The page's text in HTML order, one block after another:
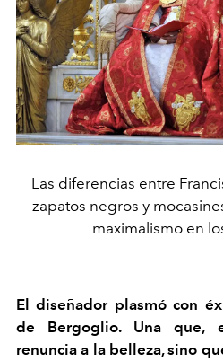
Las diferencias entre
zapatos negros y
maximalismo en
El diseñador plasmó con
de Bergoglio. Una que,
renuncia a la belleza, sino